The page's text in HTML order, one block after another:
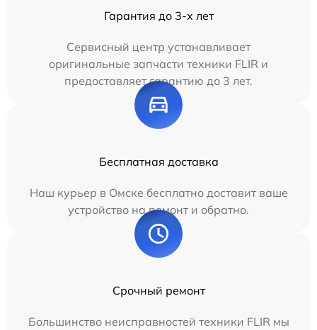
Гарантия до 3-х лет
Сервисный центр устанавливает
оригинальные запчасти техники FLIR и
предоставляет гарантию до 3 лет.
Бесплатная доставка
Наш курьер в Омске бесплатно доставит ваше
устройство на ремонт и обратно.
Срочный ремонт
Большинство неисправностей техники FLIR мы